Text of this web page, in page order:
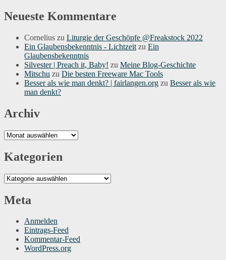
Neueste Kommentare
Cornelius zu Liturgie der Geschöpfe @Freakstock 2022
Ein Glaubensbekenntnis - Lichtzeit zu Ein
Glaubensbekenntnis
Silvester | Preach it, Baby! zu Meine Blog-Geschichte
Mitschu zu Die besten Freeware Mac Tools
Besser als wie man denkt? | fairlangen.org zu Besser als wie
man denkt?
Archiv
Archiv
Kategorien
Kategorien
Meta
Anmelden
Eintrags-Feed
Kommentar-Feed
WordPress.org